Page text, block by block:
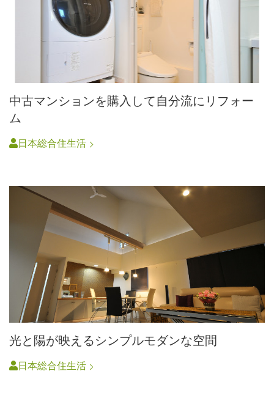
中古マンションを購入して自分流にリフォー
ム
日本総合住生活
光と陽が映えるシンプルモダンな空間
日本総合住生活